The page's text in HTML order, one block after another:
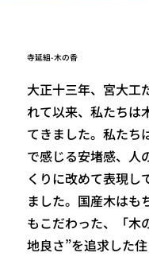
​寺延組-木の香
大正十三年、宮大工
れて以来、私たちは
てきました。私たち
で感じる安堵感、人
くりに改めて表現し
ました。国産木はも
もこだわった、「木
地良さ”を追求した住